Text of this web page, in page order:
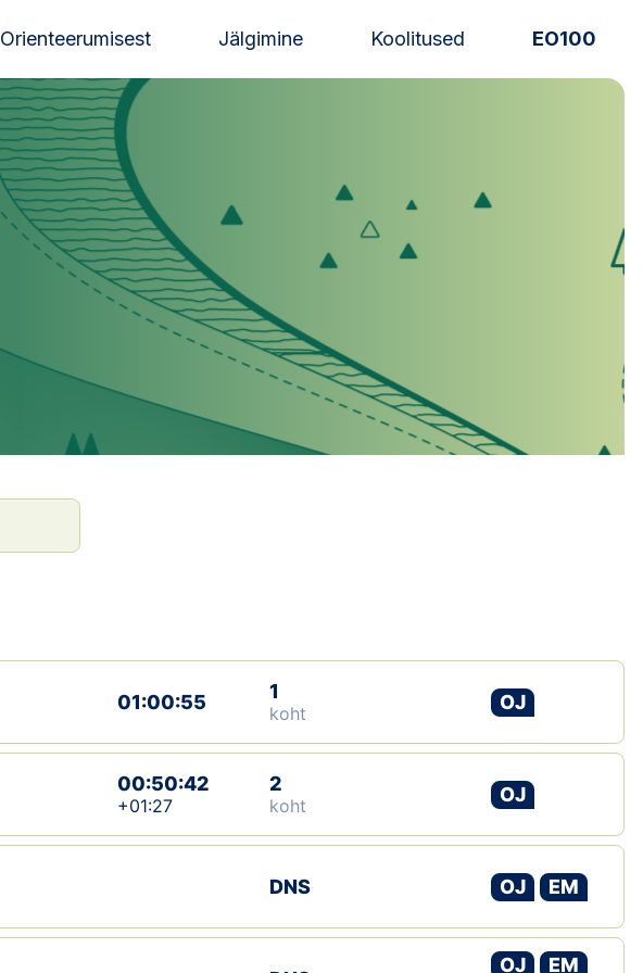
Orienteerumisest Jälgimine Koolitused EO100
Orienteerujale
Eesti Orienteerumine 100!
Toetamine
Telli litsents!
Noored
Kaardid
Kalender
Koondised
01:00:55 1
koht
OJ
00:50:42
+01:27
2
koht
OJ
DNS OJ EM
OJ EM